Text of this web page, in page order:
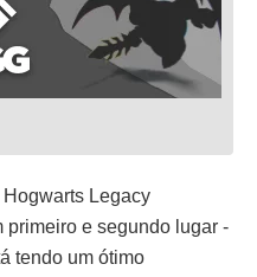
Legacy
primeiro e segundo lugar -
tendo um ótimo